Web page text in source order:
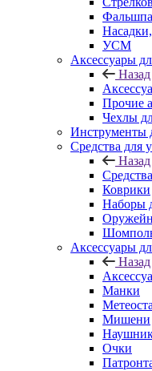
УСМ
Аксессуары
Назад
Прочие
Чехлы
Инструменты
Средства для
Назад
Коврики
Наборы
Аксессуары
Назад
Манки
Мишени
Очки